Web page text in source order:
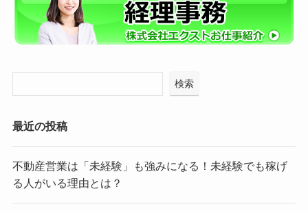
検索
最近の投稿
不動産営業は「未経験」も強みになる！未経験でも稼げ
る人がいる理由とは？